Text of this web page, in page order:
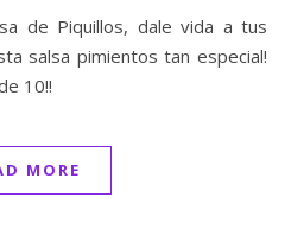
salsa pimientos tan especial!
10!!
MORE